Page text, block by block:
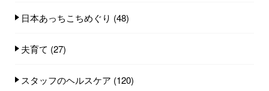
日本あっちこちめぐり (48)
夫育て (27)
スタッフのヘルスケア (120)